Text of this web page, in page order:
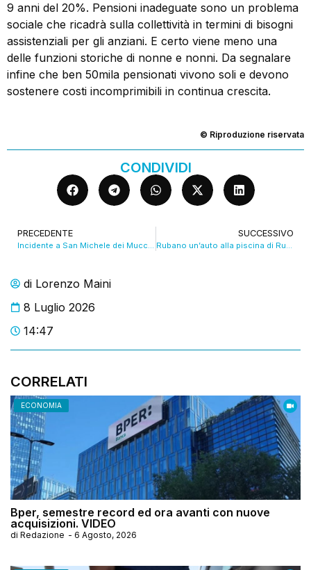
di Lorenzo Maini
8 Luglio 2026
14:47
CORRELATI
ECONOMIA
Bper, semestre record ed ora avanti con nuove
acquisizioni. VIDEO
di Redazione - 6 Agosto, 2026
9 anni del 20%. Pensioni inadeguate sono un problema
sociale che ricadrà sulla collettività in termini di bisogni
assistenziali per gli anziani. E certo viene meno una
delle funzioni storiche di nonne e nonni. Da segnalare
infine che ben 50mila pensionati vivono soli e devono
sostenere costi incomprimibili in continua crescita.
© Riproduzione riservata
CONDIVIDI
PRECEDENTE SUCCESSIVO